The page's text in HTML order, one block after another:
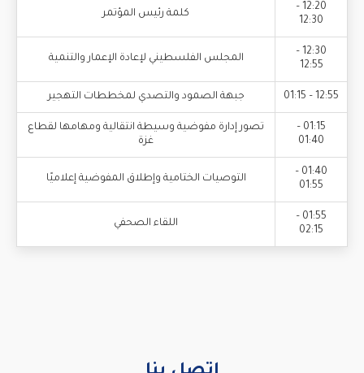
12:20 –
12:30
كلمة رئيس المؤتمر
12:30 –
12:55
المجلس الفلسطيني لإعادة الإعمار والتنمية
12:55 – 01:15 جبهة الصمود والتصدي لمخططات التهجير
01:15 –
01:40
تصور إدارة مفوضية وسيطة انتقالية ومهامها لقطاع
غزة
01:40 –
01:55
التوصيات الختامية وإطلاق المفوضية إعلاميًا
01:55 –
02:15
اللقاء الصحفي